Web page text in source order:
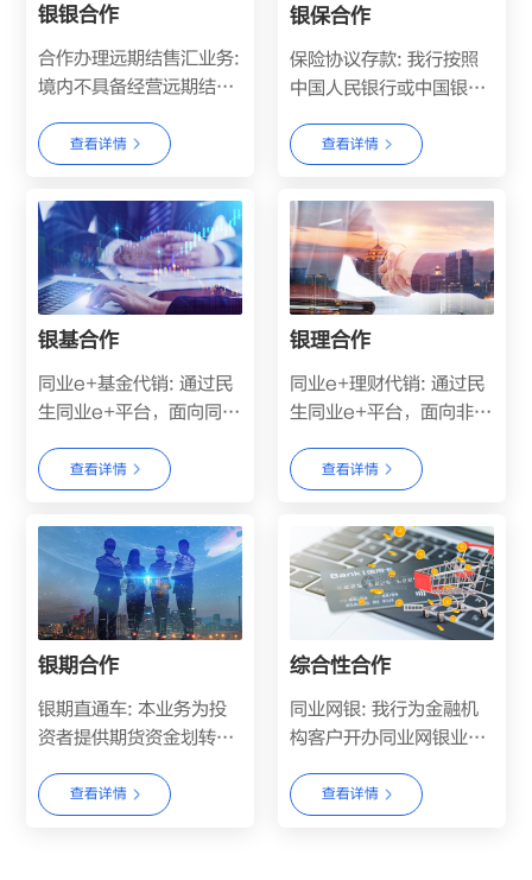
银银合作
合作办理远期结售汇业务:
境内不具备经营远期结售
支机构与具备...
查看详情
银保合作
保险协议存款: 我行按照
中国人民银行或中国银行
定，与保险公...
查看详情
银基合作
同业e+基金代销: 通过民
生同业e+平台，面向同业
提供TA开户、...
查看详情
银理合作
同业e+理财代销: 通过民
生同业e+平台，面向非银
公司发行的银行...
查看详情
银期合作
银期直通车: 本业务为投
资者提供期货资金划转相
及银期转账...
查看详情
综合性合作
同业网银: 我行为金融机
构客户开办同业网银业
办理同业存放，...
查看详情